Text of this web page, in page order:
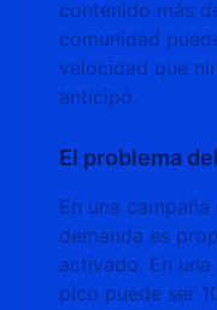
contenido más
comunidad
velocidad que
anticipó.
El problema
En una
demanda es
activado. En
pico puede ser